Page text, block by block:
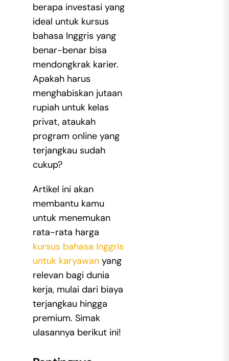
berapa investasi yang
ideal untuk kursus
bahasa Inggris yang
benar-benar bisa
mendongkrak karier.
Apakah harus
menghabiskan jutaan
rupiah untuk kelas
privat, ataukah
program online yang
terjangkau sudah
cukup?
Artikel ini akan
membantu kamu
untuk menemukan
rata-rata harga
kursus bahasa Inggris
untuk karyawanyang
relevan bagi dunia
kerja, mulai dari biaya
terjangkau hingga
premium. Simak
ulasannya berikut ini!